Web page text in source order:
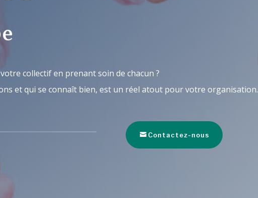
collectif en prenant soin de chacun ?
et qui se connaît bien, est un réel atout pour votre organisation.
Contactez-nous